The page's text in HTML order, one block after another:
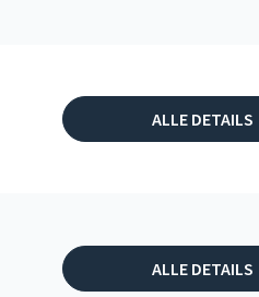
ALLE DETAILS
ALLE DETAILS